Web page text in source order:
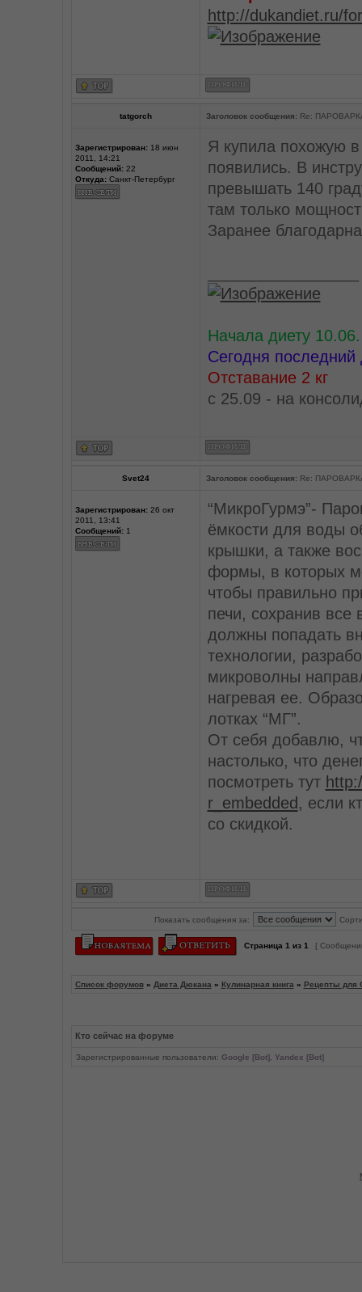
http://dukandiet.ru/
tatgorch Заголовок сообщения: Re:
Зарегистрирован:18 июн
2011, 14:21
Сообщений:22
Откуда:Санкт-Петербург
Я купила похожую в
появились. В
превышать 140
там только
Заранее
Начала диету 10.06.
Сегодня последний
Отставание 2 кг
c 25.09 - на
Svet24 Заголовок сообщения:Re:
Зарегистрирован:26 окт
2011, 13:41
Сообщений:1
“МикроГурмэ”-
ёмкости для воды
крышки, а также
формы, в которых
чтобы правильно
печи, сохранив
должны попадать
технологии,
микроволны
нагревая ее.
лотках “МГ”.
От себя добавлю,
настолько, что
посмотреть тут
r_embedded , если
со скидкой.
Показать сообщения за:
Страница 1 из 1 [
Список форумов» Диета Дюкана » Кулинарная книга » Рецепты для
Кто сейчас на форуме
Зарегистрированные пользователи: Google [Bot], Yandex [Bot]